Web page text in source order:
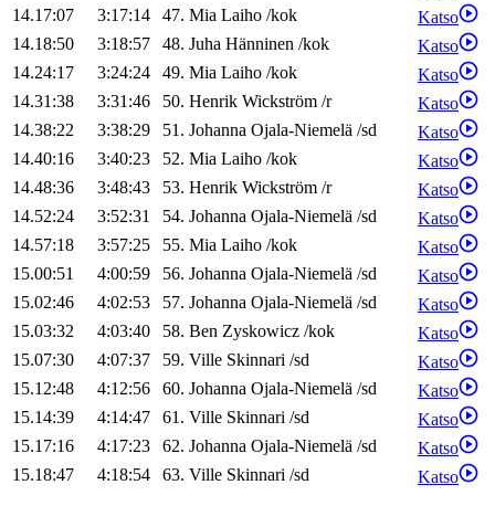
14.17:07
3:17:14 47. Mia Laiho /kok
Katso
14.18:50
3:18:57 48. Juha Hänninen /kok
Katso
14.24:17
3:24:24 49. Mia Laiho /kok
Katso
14.31:38
3:31:46 50. Henrik Wickström /r
Katso
14.38:22
3:38:29 51. Johanna Ojala-Niemelä /sd
Katso
14.40:16
3:40:23 52. Mia Laiho /kok
Katso
14.48:36
3:48:43 53. Henrik Wickström /r
Katso
14.52:24
3:52:31 54. Johanna Ojala-Niemelä /sd
Katso
14.57:18
3:57:25 55. Mia Laiho /kok
Katso
15.00:51
4:00:59 56. Johanna Ojala-Niemelä /sd
Katso
15.02:46
4:02:53 57. Johanna Ojala-Niemelä /sd
Katso
15.03:32
4:03:40 58. Ben Zyskowicz /kok
Katso
15.07:30
4:07:37 59. Ville Skinnari /sd
Katso
15.12:48
4:12:56 60. Johanna Ojala-Niemelä /sd
Katso
15.14:39
4:14:47 61. Ville Skinnari /sd
Katso
15.17:16
4:17:23 62. Johanna Ojala-Niemelä /sd
Katso
15.18:47
4:18:54 63. Ville Skinnari /sd Katso